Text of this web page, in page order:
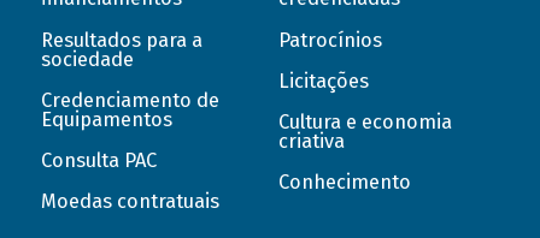
Resultados para a
sociedade
Credenciamento de
Equipamentos
Consulta PAC
Moedas contratuais
Patrocínios
Licitações
Cultura e economia
criativa
Conhecimento